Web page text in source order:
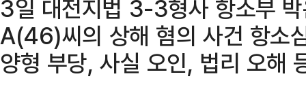
3일 대전지법 3-3형사 항소부
A(46)씨의 상해 혐의 사건 항소
양형 부당, 사실 오인, 법리 오해